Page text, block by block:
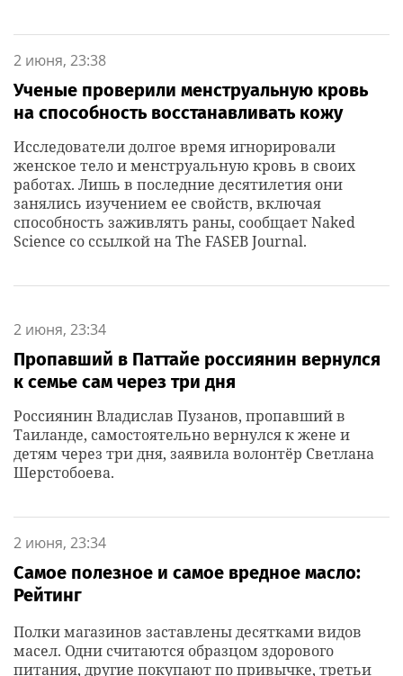
2 июня, 23:38
Ученые проверили менструальную кровь
на способность восстанавливать кожу
Исследователи долгое время игнорировали
женское тело и менструальную кровь в своих
работах. Лишь в последние десятилетия они
занялись изучением ее свойств, включая
способность заживлять раны, сообщает Naked
Science со ссылкой на The FASEB Journal.
2 июня, 23:34
Пропавший в Паттайе россиянин вернулся
к семье сам через три дня
Россиянин Владислав Пузанов, пропавший в
Таиланде, самостоятельно вернулся к жене и
детям через три дня, заявила волонтёр Светлана
Шерстобоева.
2 июня, 23:34
Самое полезное и самое вредное масло:
Рейтинг
Полки магазинов заставлены десятками видов
масел. Одни считаются образцом здорового
питания, другие покупают по привычке, третьи